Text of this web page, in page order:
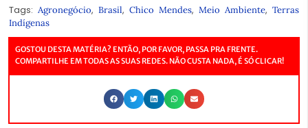
Tags: Agronegócio, Brasil, Chico Mendes, Meio Ambiente, Terras
Indígenas
GOSTOU DESTA MATÉRIA? ENTÃO, POR FAVOR, PASSA PRA FRENTE.
COMPARTILHE EM TODAS AS SUAS REDES. NÃO CUSTA NADA, É SÓ CLICAR!